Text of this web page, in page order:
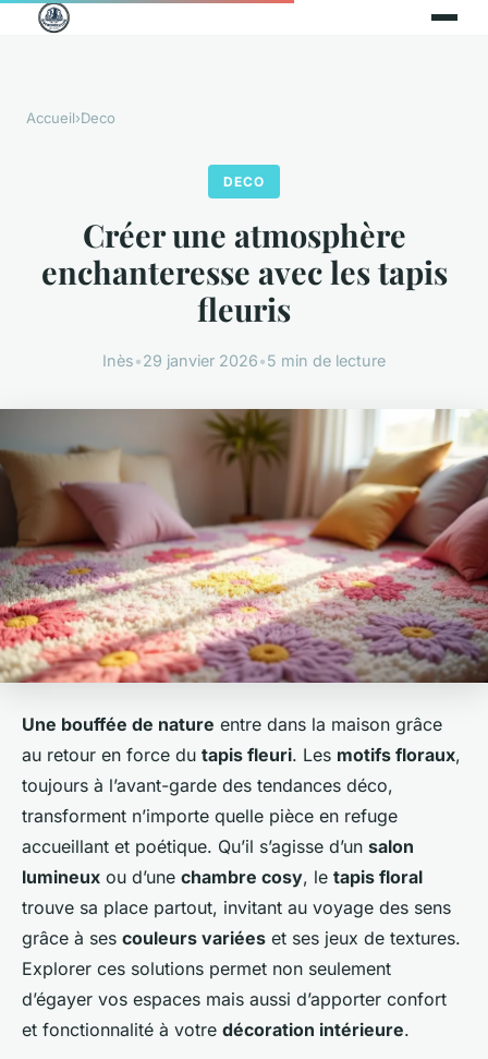
Accueil›Deco
DECO
Créer une atmosphère
enchanteresse avec les tapis
fleuris
Inès•29 janvier 2026•5 min de lecture
Une bouffée de nature entre dans la maison grâce
au retour en force du tapis fleuri. Les motifs floraux,
toujours à l’avant-garde des tendances déco,
transforment n’importe quelle pièce en refuge
accueillant et poétique. Qu’il s’agisse d’un salon
lumineux ou d’une chambre cosy, le tapis floral
trouve sa place partout, invitant au voyage des sens
grâce à ses couleurs variées et ses jeux de textures.
Explorer ces solutions permet non seulement
d’égayer vos espaces mais aussi d’apporter confort
et fonctionnalité à votre décoration intérieure.